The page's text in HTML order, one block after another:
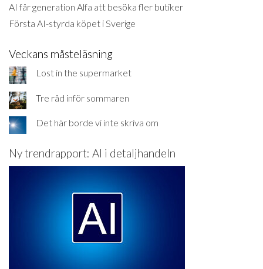
AI får generation Alfa att besöka fler butiker
Första AI-styrda köpet i Sverige
Veckans måsteläsning
Lost in the supermarket
Tre råd inför sommaren
Det här borde vi inte skriva om
Ny trendrapport: AI i detaljhandeln